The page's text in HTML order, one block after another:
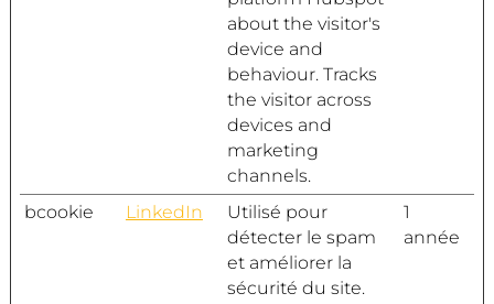
about the visitor's
device and
behaviour. Tracks
the visitor across
devices and
marketing
channels.
bcookie LinkedIn
Utilisé pour
détecter le spam
et améliorer la
sécurité du site.
1
année